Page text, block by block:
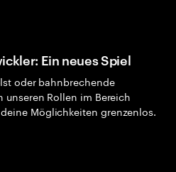
Ein neues Spiel
oder bahnbrechende
unseren Rollen im Bereich
Möglichkeiten grenzenlos.